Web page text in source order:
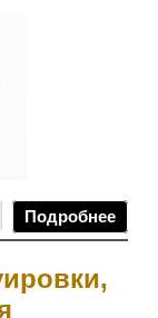
Подробнее